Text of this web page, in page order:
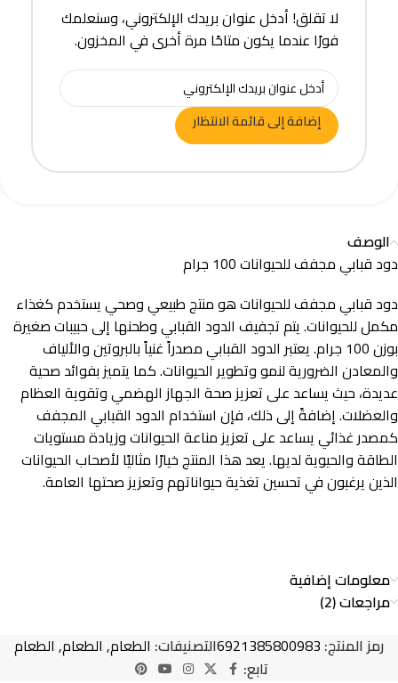
لا تقلق! أدخل عنوان بريدك الإلكتروني، وسنعلمك
فورًا عندما يكون متاحًا مرة أخرى في المخزون.
إضافة إلى قائمة الانتظار
الوصف
دود قبابي مجفف للحيوانات 100 جرام
دود قبابي مجفف للحيوانات هو منتج طبيعي وصحي يستخدم كغذاء
مكمل للحيوانات. يتم تجفيف الدود القبابي وطحنها إلى حبيبات صغيرة
بوزن 100 جرام. يعتبر الدود القبابي مصدراً غنياً بالبروتين والألياف
والمعادن الضرورية لنمو وتطوير الحيوانات. كما يتميز بفوائد صحية
عديدة، حيث يساعد على تعزيز صحة الجهاز الهضمي وتقوية العظام
والعضلات. إضافةً إلى ذلك، فإن استخدام الدود القبابي المجفف
كمصدر غذائي يساعد على تعزيز مناعة الحيوانات وزيادة مستويات
الطاقة والحيوية لديها. يعد هذا المنتج خيارًا مثاليًا لأصحاب الحيوانات
الذين يرغبون في تحسين تغذية حيواناتهم وتعزيز صحتها العامة.
معلومات إضافية
مراجعات (2)
رمز المنتج: 6921385800983التصنيفات: الطعام, الطعام, الطعام
تابع: